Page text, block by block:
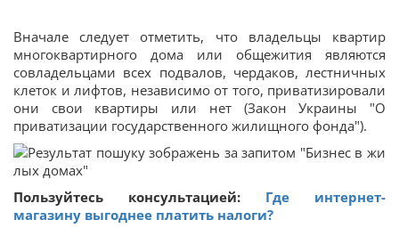
Вначале следует отметить, что владельцы квартир
многоквартирного дома или общежития являются
совладельцами всех подвалов, чердаков, лестничных
клеток и лифтов, независимо от того, приватизировали
они свои квартиры или нет (Закон Украины "О
приватизации государственного жилищного фонда").
Пользуйтесь консультацией: Где интернет-
магазину выгоднее платить налоги?